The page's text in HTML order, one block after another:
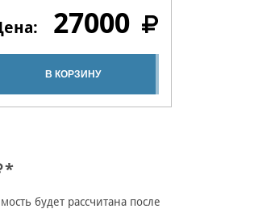
27000
В КОРЗИНУ
*
будет рассчитана после